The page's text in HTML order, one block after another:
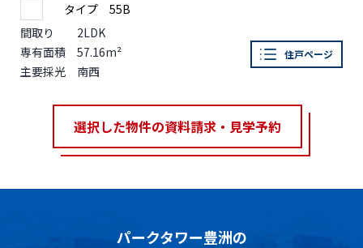
タイプ 55B
間取り
2LDK
専有面積
57.16m²
主要採光
南西
住戸ページ
選択した物件の資料請求・見学予約
パークタワー豊洲の